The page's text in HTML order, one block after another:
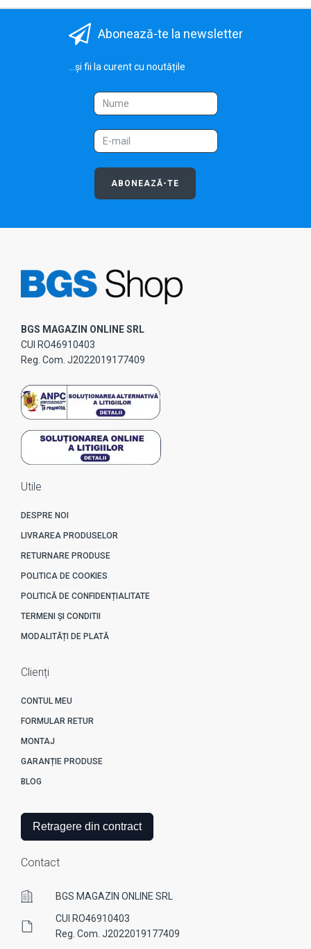
Abonează-te la newsletter
...și fii la curent cu noutățile
ABONEAZĂ-TE
BGS MAGAZIN ONLINE SRL
CUI RO46910403
Reg. Com. J2022019177409
Utile
DESPRE NOI
LIVRAREA PRODUSELOR
RETURNARE PRODUSE
POLITICA DE COOKIES
POLITICĂ DE CONFIDENȚIALITATE
TERMENI ȘI CONDITII
MODALITĂȚI DE PLATĂ
Clienți
CONTUL MEU
FORMULAR RETUR
MONTAJ
GARANȚIE PRODUSE
BLOG
Retragere din contract
Contact
BGS MAGAZIN ONLINE SRL
CUI RO46910403
Reg. Com. J2022019177409